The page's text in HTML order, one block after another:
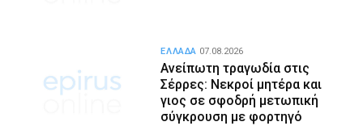
Ανείπωτη τραγωδία στις
Σέρρες: Νεκροί μητέρα και
γιος σε σφοδρή μετωπική
σύγκρουση με φορτηγό
ΕΛΛΑΔΑ 07.08.2026